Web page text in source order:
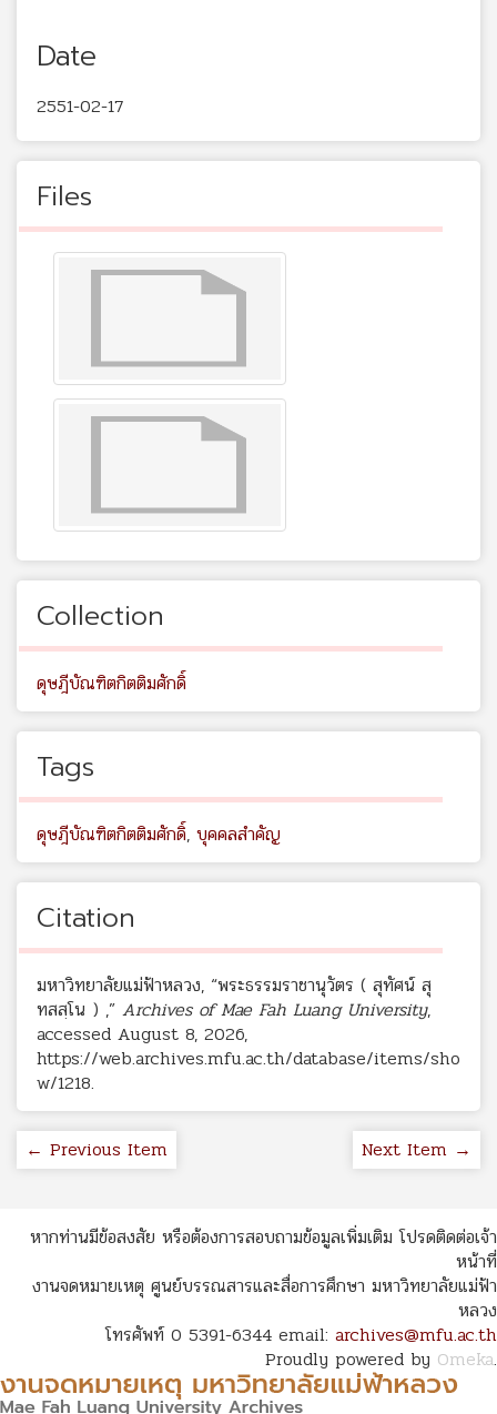
Date
2551-02-17
Files
Collection
ดุษฎีบัณฑิตกิตติมศักดิ์
Tags
ดุษฎีบัณฑิตกิตติมศักดิ์, บุคคลสำคัญ
Citation
มหาวิทยาลัยแม่ฟ้าหลวง, “พระธรรมราชานุวัตร ( สุทัศน์ สุ
ทสสฺโน ) ,” Archives of Mae Fah Luang University,
accessed August 8, 2026,
https://web.archives.mfu.ac.th/database/items/sho
w/1218.
← Previous Item Next Item →
หากท่านมีข้อสงสัย หรือต้องการสอบถามข้อมูลเพิ่มเติม โปรดติดต่อเจ้า
หน้าที่
งานจดหมายเหตุ ศูนย์บรรณสารและสื่อการศึกษา มหาวิทยาลัยแม่ฟ้า
หลวง
โทรศัพท์ 0 5391-6344 email: archives@mfu.ac.th
Proudly powered by Omeka.